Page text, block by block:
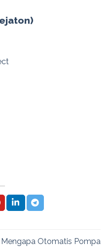
Mengapa Otomatis Pompa